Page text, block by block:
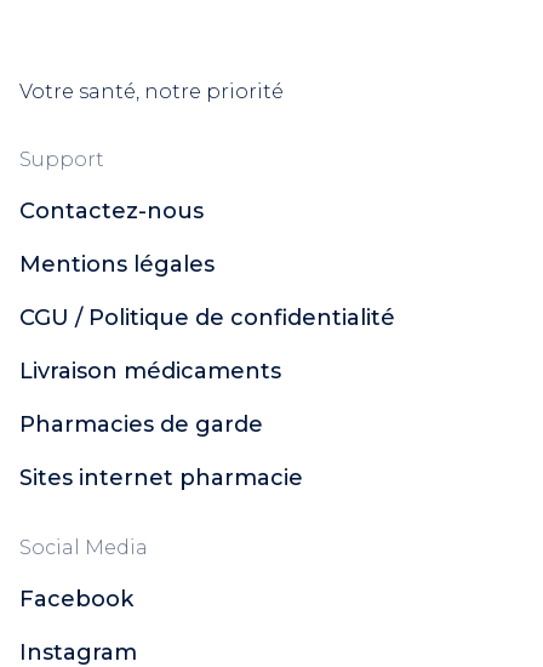
Votre santé, notre priorité
Support
Contactez-nous
Mentions légales
CGU / Politique de confidentialité
Livraison médicaments
Pharmacies de garde
Sites internet pharmacie
Social Media
Facebook
Instagram